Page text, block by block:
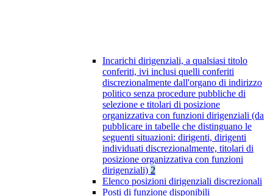
Incarichi dirigenziali, a qualsiasi titolo
conferiti, ivi inclusi quelli conferiti
discrezionalmente dall'organo di indirizzo
politico senza procedure pubbliche di
selezione e titolari di posizione
organizzativa con funzioni dirigenziali (da
pubblicare in tabelle che distinguano le
seguenti situazioni: dirigenti, dirigenti
individuati discrezionalmente, titolari di
posizione organizzativa con funzioni
dirigenziali) 2
Elenco posizioni dirigenziali discrezionali
Posti di funzione disponibili